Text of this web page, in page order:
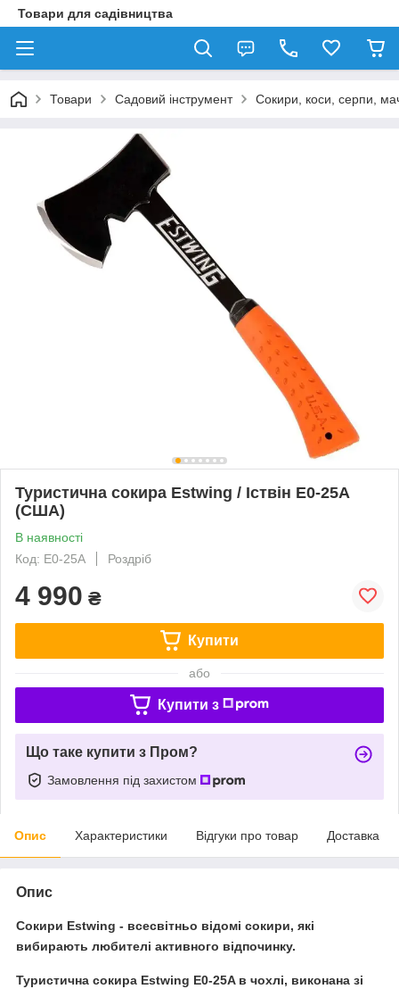
Товари для садівництва
Товари Садовий інструмент Сокири, коси, серпи,
Туристична сокира Estwing / Іствін E0-25A
(США)
В наявності
Код: E0-25A
Роздріб
4 990 ₴
Купити
або
Купити з
Що таке купити з Пром?
Замовлення під захистом
Опис Характеристики Відгуки про товар Доставка
Опис
Сокири Estwing - всесвітньо відомі сокири, які
вибирають любителі активного відпочинку.
Туристична сокира Estwing E0-25A в чохлі, виконана зі